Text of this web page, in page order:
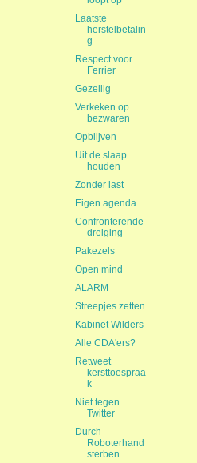
Laatste
herstelbetalin
g
Respect voor
Ferrier
Gezellig
Verkeken op
bezwaren
Opblijven
Uit de slaap
houden
Zonder last
Eigen agenda
Confronterende
dreiging
Pakezels
Open mind
ALARM
Streepjes zetten
Kabinet Wilders
Alle CDA'ers?
Retweet
kersttoespraa
k
Niet tegen
Twitter
Durch
Roboterhand
sterben